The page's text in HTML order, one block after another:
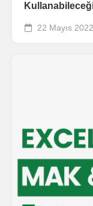
22 Mayıs 2022